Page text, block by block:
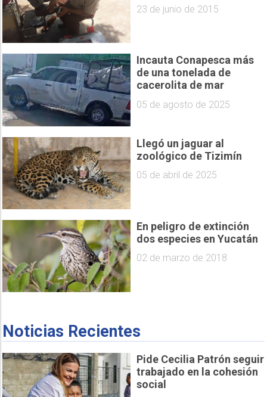
23 de junio de 2015
Incauta Conapesca más
de una tonelada de
cacerolita de mar
05 de agosto de 2025
Llegó un jaguar al
zoológico de Tizimín
05 de abril de 2025
En peligro de extinción
dos especies en Yucatán
02 de marzo de 2018
Noticias Recientes
Pide Cecilia Patrón seguir
trabajado en la cohesión
social